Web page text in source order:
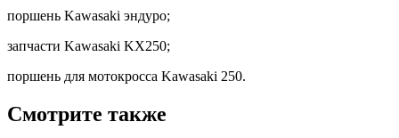
поршень Kawasaki эндуро;
запчасти Kawasaki KX250;
поршень для мотокросса Kawasaki 250.
Смотрите также